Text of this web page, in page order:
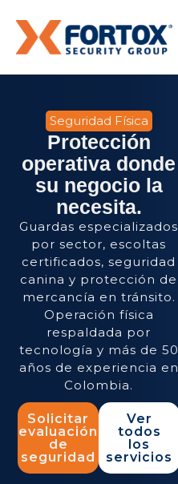
Seguridad Física
Protección
operativa donde
su negocio la
necesita.
Guardas especializados
por sector, escoltas
certificados, seguridad
canina y protección de
mercancía en tránsito.
Operación física
respaldada por
tecnología y más de 50
años de experiencia en
Colombia.
Solicitar
evaluación
de
seguridad
Ver
todos
los
servicios